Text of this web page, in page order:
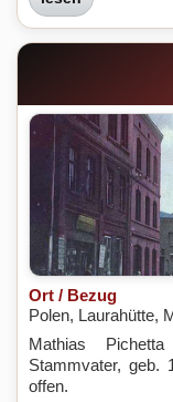
Ort / Bezug
Polen, Laurahütte,
Mathias
Stammvater, geb.
offen.